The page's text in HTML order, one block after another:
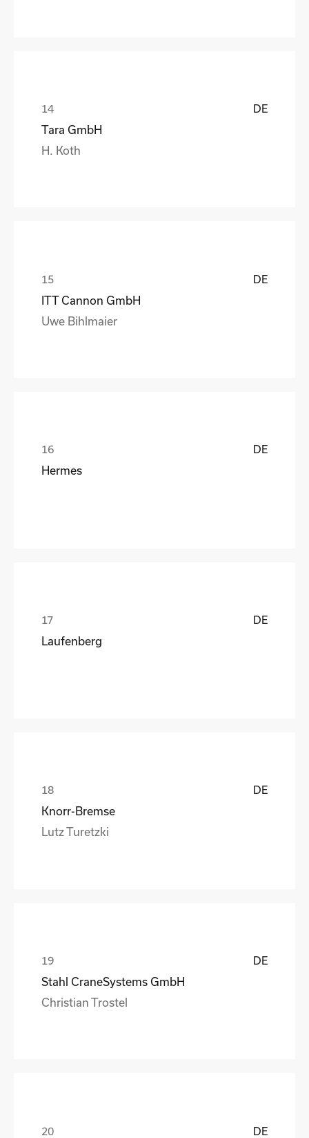
DE
Tara GmbH
H. Koth
DE
ITT Cannon GmbH
Uwe Bihlmaier
DE
Hermes
DE
Laufenberg
DE
Knorr-Bremse
Lutz Turetzki
DE
Stahl CraneSystems GmbH
Christian Trostel
DE